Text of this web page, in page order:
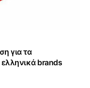
για τα
brands